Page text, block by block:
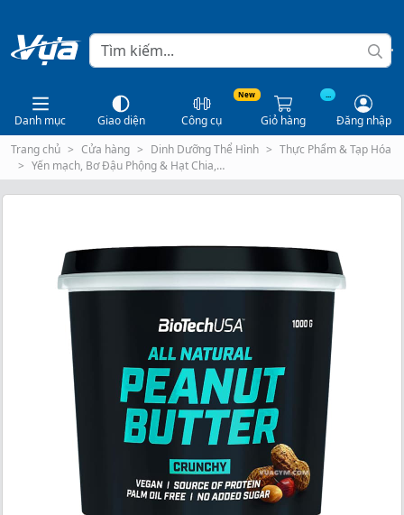
Danh mục Giao diện
New
Công cụ
...
Giỏ hàng
Đăng nhập
Trang chủ
Cửa hàng Dinh Dưỡng Thể Hình
Thực Phẩm & Tạp Hóa
Yến mạch, Bơ Đậu Phộng & Hạt Chia,…